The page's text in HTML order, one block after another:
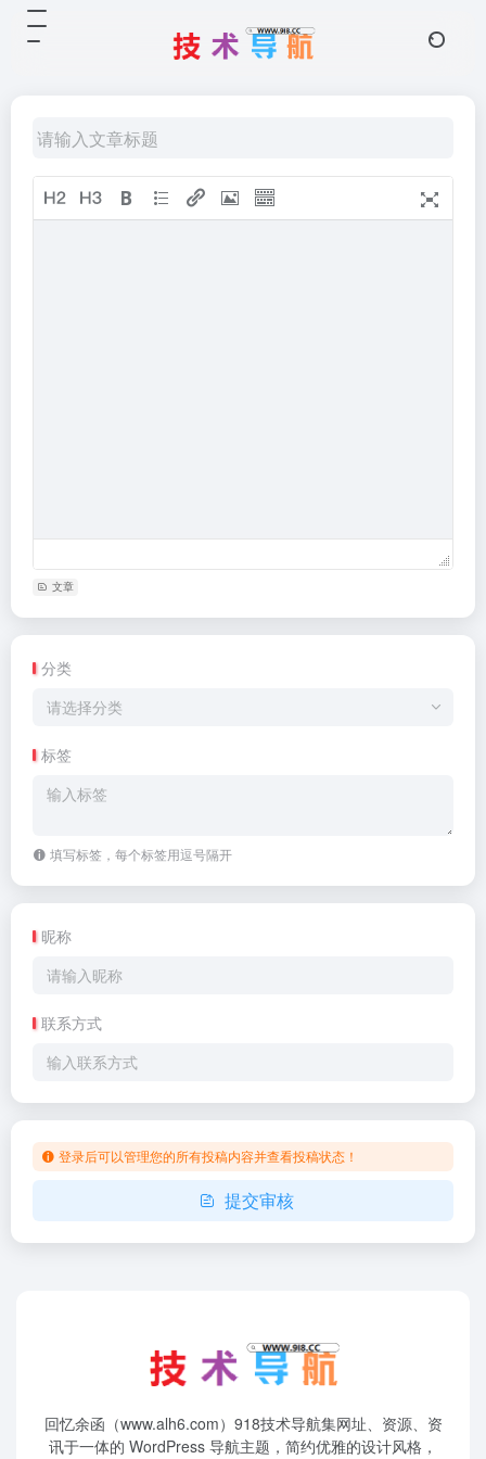
文章
分类
请选择分类
标签
填写标签，每个标签用逗号隔开
昵称
联系方式
登录后可以管理您的所有投稿内容并查看投稿状态！
提交审核
回忆余函（www.alh6.com）918技术导航集网址、资源、资
讯于一体的 WordPress 导航主题，简约优雅的设计风格，